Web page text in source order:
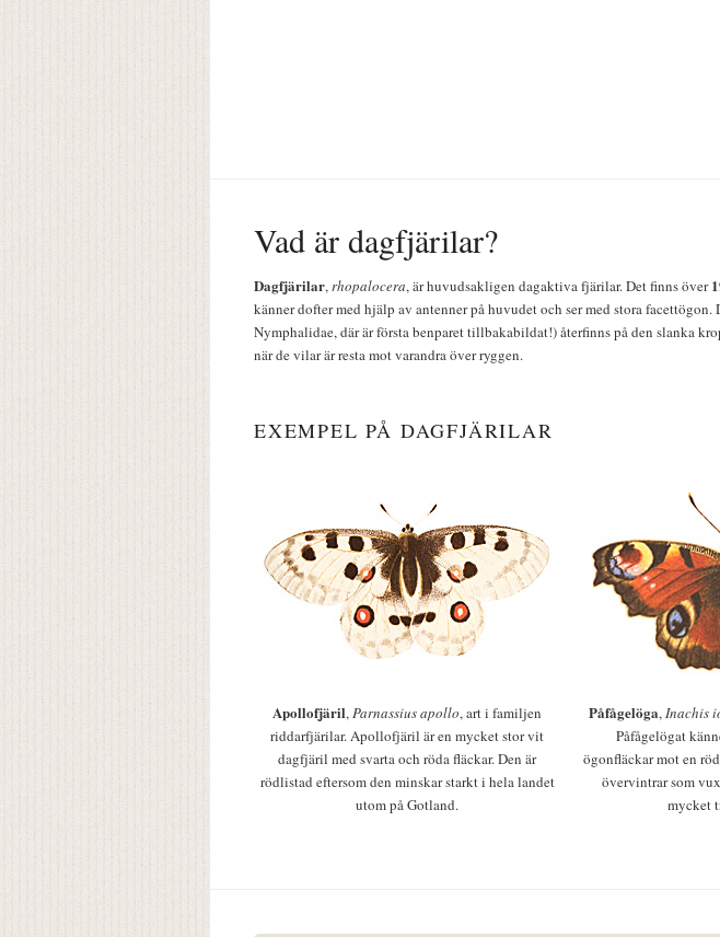
Vad är dagfjärilar?
Dagfjärilar,rhopalocera, är huvudsakligen dagaktiva fjärilar. Det finns över
känner dofter med hjälp av antenner på huvudet och ser med stora
Nymphalidae, där är första benparet tillbakabildat!) återfinns på den slanka
när de vilar är resta mot varandra över ryggen.
EXEMPEL PÅ DAGFJÄRILAR
Apollofjäril,Parnassius apollo, art i familjen
riddarfjärilar. Apollofjäril är en mycket stor vit
dagfjäril med svarta och röda fläckar. Den är
rödlistad eftersom den minskar starkt i hela landet
utom på Gotland.
Påfågelöga,Inachis
Påfågelögat
ögonfläckar mot en
övervintrar som
mycket